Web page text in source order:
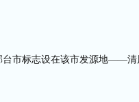
台市标志设在该市发源地——清